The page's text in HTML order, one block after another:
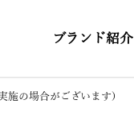
ブランド紹介
施の場合がございます)